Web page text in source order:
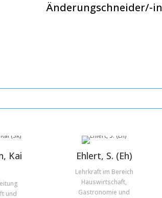
Änderungschneider/-in
Kai
und
Ehlert, S. (Eh)
Lehrkraft im Bereich
Hauswirtschaft,
Gastronomie und